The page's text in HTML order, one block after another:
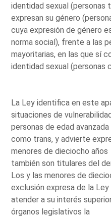
identidad sexual (personas
expresan su género
cuya expresión de género
norma social), frente a las
mayoritarias, en las que sí
identidad sexual (personas
La Ley identifica en este
situaciones de
personas de edad
como trans, y advierte
menores de dieciocho años
también son titulares del
Los y las menores de
exclusión expresa de la
atender a su interés
órganos legislativos la